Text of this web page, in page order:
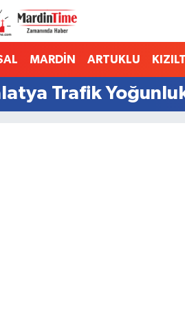
MARDİN ARTUKLU
Trafik
Eczaneler
Durumu